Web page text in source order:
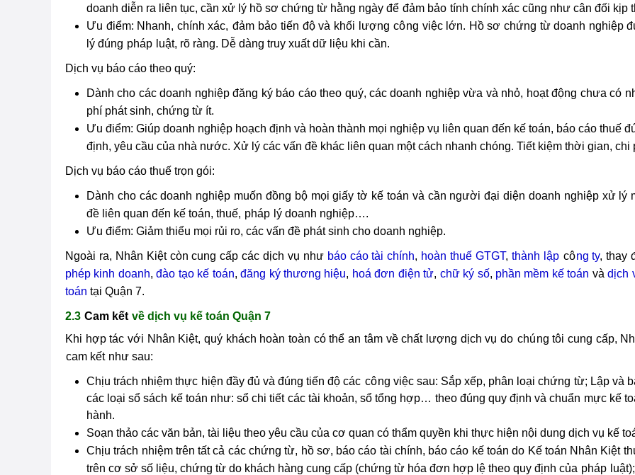
doanh diễn ra liên tục, cần xử lý hồ sơ chứng từ hằng ngày để đảm bảo tính chính xác cũng như cân đối kịp
Ưu điểm: Nhanh, chính xác, đảm bảo tiến độ và khối lượng công việc lớn. Hồ sơ chứng từ doanh nghiệp
lý đúng pháp luật, rõ ràng. Dễ dàng truy xuất dữ liệu khi cần.
Dịch vụ báo cáo theo quý:
Dành cho các doanh nghiệp đăng ký báo cáo theo quý, các doanh nghiệp vừa và nhỏ, hoạt động chưa có
phí phát sinh, chứng từ ít.
Ưu điểm: Giúp doanh nghiệp hoạch định và hoàn thành mọi nghiệp vụ liên quan đến kế toán, báo cáo thuế
định, yêu cầu của nhà nước. Xử lý các vấn đề khác liên quan một cách nhanh chóng. Tiết kiệm thời gian, chi
Dịch vụ báo cáo thuế trọn gói:
Dành cho các doanh nghiệp muốn đồng bộ mọi giấy tờ kế toán và cần người đại diện doanh nghiệp xử lý
đề liên quan đến kế toán, thuế, pháp lý doanh nghiệp….
Ưu điểm: Giảm thiểu mọi rủi ro, các vấn đề phát sinh cho doanh nghiệp.
Ngoài ra, Nhân Kiệt còn cung cấp các dịch vụ như báo cáo tài chính, hoàn thuế GTGT, thành lập công ty, thay
phép kinh doanh,đào tạo kế toán,đăng ký thương hiệu, hoá đơn điện tử, chữ ký số, phần mềm kế toán vàdịch
toán tại Quận 7.
2.3 Cam kết về dịch vụ kế toán Quận 7
Khi hợp tác với Nhân Kiệt, quý khách hoàn toàn có thể an tâm về chất lượng dịch vụ do chúng tôi cung cấp,
cam kết như sau:
Chịu trách nhiệm thực hiện đầy đủ và đúng tiến độ các công việc sau: Sắp xếp, phân loại chứng từ; Lập và
các loại sổ sách kế toán như: sổ chi tiết các tài khoản, sổ tổng hợp… theo đúng quy định và chuẩn mực kế
hành.
Soạn thảo các văn bản, tài liệu theo yêu cầu của cơ quan có thẩm quyền khi thực hiện nội dung dịch vụ kế
Chịu trách nhiệm trên tất cả các chứng từ, hồ sơ, báo cáo tài chính, báo cáo kế toán do Kế toán Nhân Kiệt
trên cơ sở số liệu, chứng từ do khách hàng cung cấp (chứng từ hóa đơn hợp lệ theo quy định của pháp luật);